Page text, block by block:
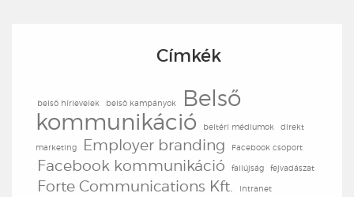
Másolat küldése saját részre
(elhagyható)
Címkék
belső hírlevelek belső kampányok
Belső
kommunikáció
beltéri médiumok direkt
marketing Employer branding Facebook csoport
Facebook kommunikáció faliújság fejvadászat
Forte Communications Kft. intranet